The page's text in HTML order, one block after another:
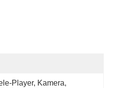
Player, Kamera,